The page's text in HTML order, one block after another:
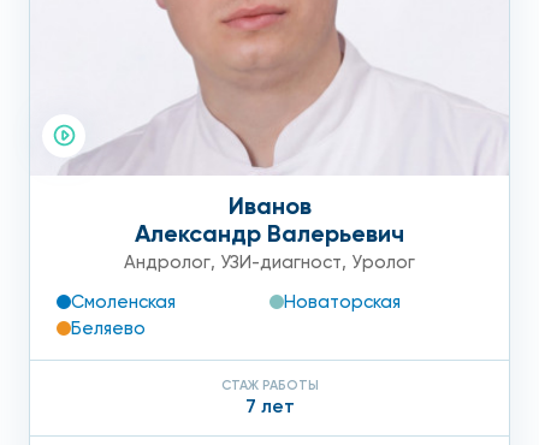
Иванов
Александр Валерьевич
Андролог, УЗИ-диагност, Уролог
Смоленская
Новаторская
Беляево
СТАЖ РАБОТЫ
7 лет